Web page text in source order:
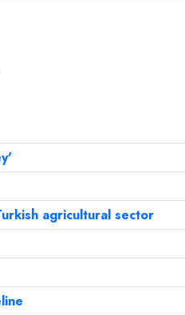
agricultural sector